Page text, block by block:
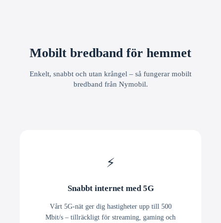
Mobilt bredband för hemmet
Enkelt, snabbt och utan krångel – så fungerar mobilt
bredband från Nymobil.
⚡
Snabbt internet med 5G
Vårt 5G-nät ger dig hastigheter upp till 500
Mbit/s – tillräckligt för streaming, gaming och